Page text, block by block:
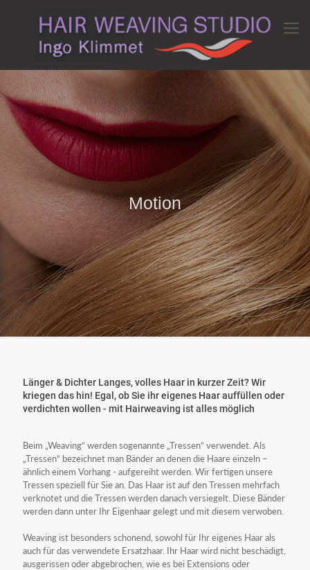
Motion
Länger & Dichter Langes, volles Haar in kurzer Zeit? Wir
kriegen das hin! Egal, ob Sie ihr eigenes Haar auffüllen oder
verdichten wollen - mit Hairweaving ist alles möglich
Beim „Weaving“ werden sogenannte „Tressen“ verwendet. Als
„Tressen“ bezeichnet man Bänder an denen die Haare einzeln –
ähnlich einem Vorhang - aufgereiht werden. Wir fertigen unsere
Tressen speziell für Sie an. Das Haar ist auf den Tressen mehrfach
verknotet und die Tressen werden danach versiegelt. Diese Bänder
werden dann unter Ihr Eigenhaar gelegt und mit diesem verwoben.
Weaving ist besonders schonend, sowohl für Ihr eigenes Haar als
auch für das verwendete Ersatzhaar. Ihr Haar wird nicht beschädigt,
ausgerissen oder abgebrochen, wie es bei Extensions oder